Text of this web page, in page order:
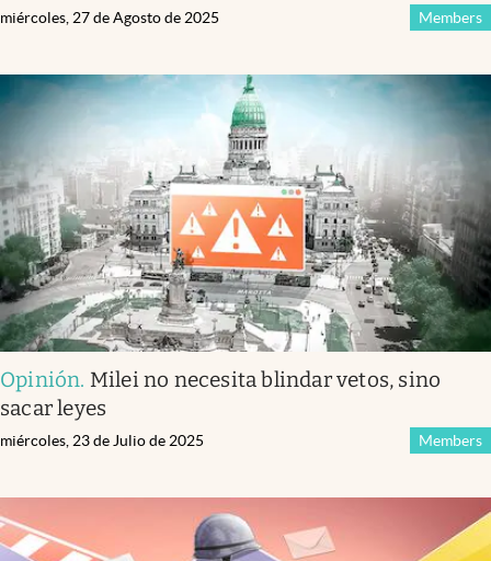
Members
miércoles, 27 de Agosto de 2025
Opinión. Milei no necesita blindar vetos, sino
sacar leyes
Members
miércoles, 23 de Julio de 2025